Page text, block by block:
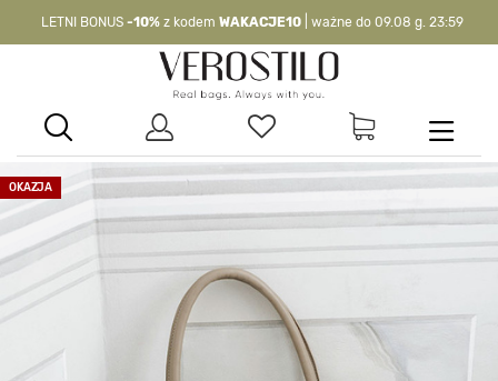
LETNI BONUS -10% z kodem WAKACJE10 | ważne do 09.08 g. 23:59
WAKACJE10| nie dotyczy produktów z flagą OKAZJA >
OKAZJA